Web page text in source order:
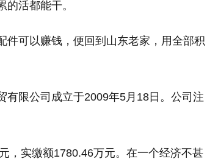
活都能干。
件可以赚钱，便回到山东老家，用全部积
有限公司成立于2009年5月18日。公司注
，实缴额1780.46万元。在一个经济不甚